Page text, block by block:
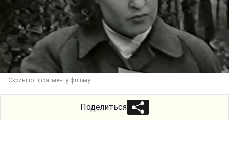
Скриншот фрагменту фільму
Поделиться